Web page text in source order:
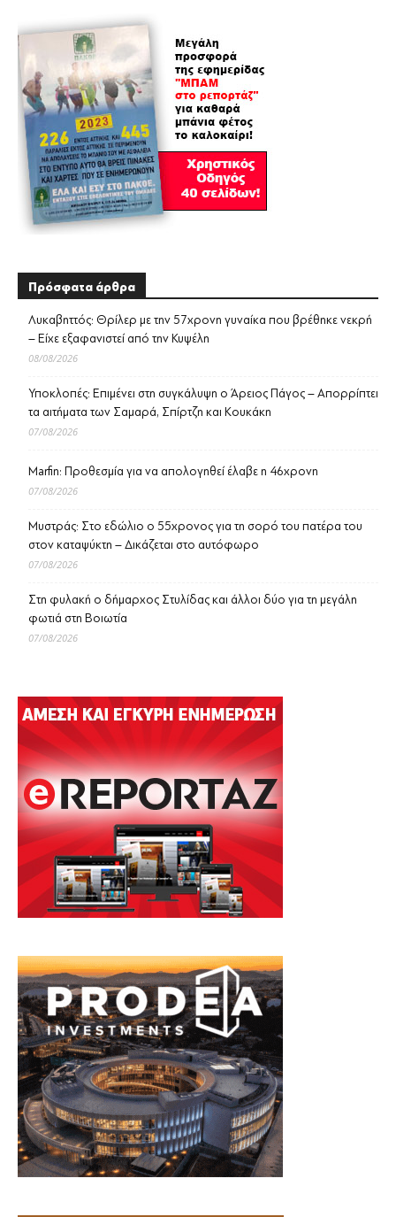
Πρόσφατα άρθρα
Λυκαβηττός: Θρίλερ με την 57χρονη γυναίκα που βρέθηκε νεκρή
– Είχε εξαφανιστεί από την Κυψέλη
08/08/2026
Υποκλοπές: Επιμένει στη συγκάλυψη ο Άρειος Πάγος – Απορρίπτει
τα αιτήματα των Σαμαρά, Σπίρτζη και Κουκάκη
07/08/2026
Marfin: Προθεσμία για να απολογηθεί έλαβε η 46χρονη
07/08/2026
Μυστράς: Στο εδώλιο ο 55χρονος για τη σορό του πατέρα του
στον καταψύκτη – Δικάζεται στο αυτόφωρο
07/08/2026
Στη φυλακή ο δήμαρχος Στυλίδας και άλλοι δύο για τη μεγάλη
φωτιά στη Βοιωτία
07/08/2026